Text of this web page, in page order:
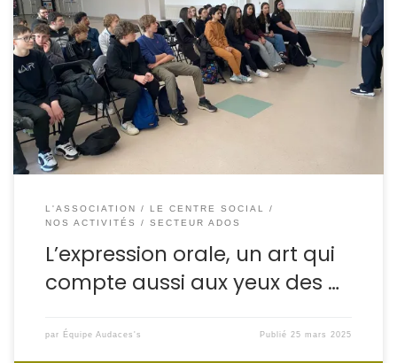
Dans le cadre d’un projet porté par l’association
Audaces’s, les élèves de 3ᵉ du collège Alexandre-Dreux
de Folschviller ont eu l’opportunité de s’initier à l’art de
bien parler grâce à une série d’ateliers menés par Abira
Greazi, orateur et intervenant de l’association Graine
d’Orateur. Ce dispositif vise à préparer les […]
L'ASSOCIATION
LE CENTRE SOCIAL
NOS ACTIVITÉS
SECTEUR ADOS
L’expression orale, un art qui
compte aussi aux yeux des …
par Équipe Audaces's Publié 25 mars 2025